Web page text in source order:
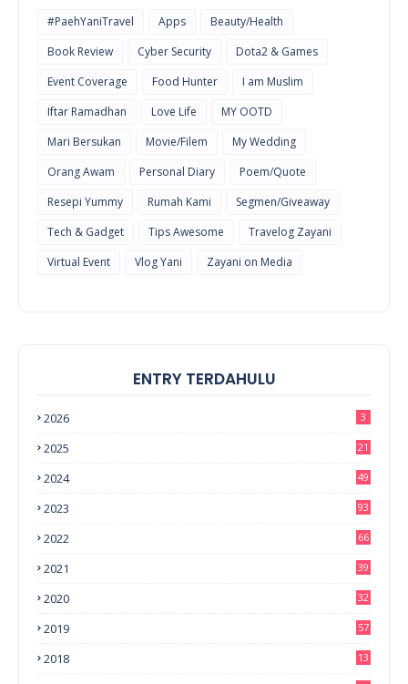
#PaehYaniTravel Apps
Beauty/Health
Book Review
Cyber Security
Dota2 & Games
Event Coverage
Food Hunter
I am Muslim
Iftar Ramadhan
Love Life
MY OOTD
Mari Bersukan
Movie/Filem
My Wedding
Orang Awam
Personal Diary
Poem/Quote
Resepi Yummy
Rumah Kami
Segmen/Giveaway
Tech & Gadget
Tips Awesome
Travelog Zayani
Virtual Event
Vlog Yani Zayani on Media
ENTRY TERDAHULU
2026 3
2025 21
2024 49
2023 93
2022 66
2021 39
2020 32
2019 57
2018
13